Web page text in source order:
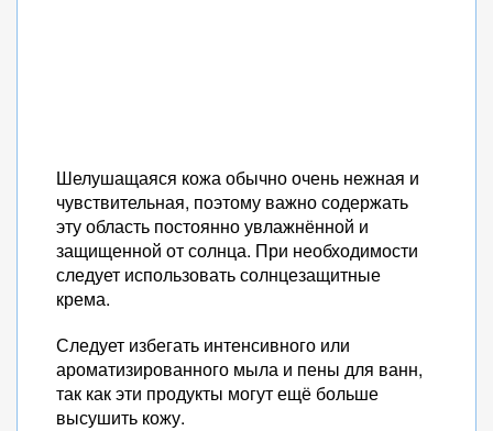
Шелушащаяся кожа обычно очень нежная и
чувствительная, поэтому важно содержать
эту область постоянно увлажнённой и
защищенной от солнца. При необходимости
следует использовать солнцезащитные
крема.
Следует избегать интенсивного или
ароматизированного мыла и пены для ванн,
так как эти продукты могут ещё больше
высушить кожу.